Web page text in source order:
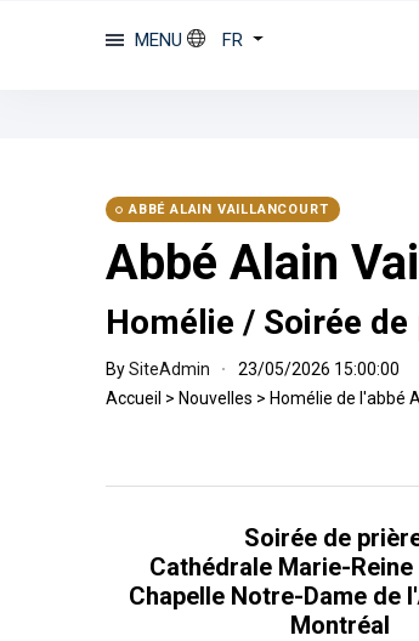
MENU FR
ABBÉ ALAIN VAILLANCOURT
Abbé Alain
Homélie / Soirée
BySiteAdmin
23/05/2026 15:00:00
Accueil > Nouvelles > Homélie de l'abbé
Soirée de
Cathédrale Marie-
Chapelle Notre-Dame de
Montréal